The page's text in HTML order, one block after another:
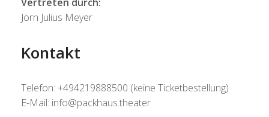
Jörn Julius Meyer
Kontakt
Telefon: +494219888500 (keine Ticketbestellung)
E-Mail: info@packhaus.theater